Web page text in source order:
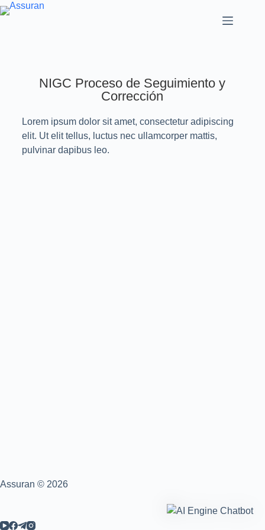
NIGC Proceso de Seguimiento y
Corrección
Lorem ipsum dolor sit amet, consectetur adipiscing
elit. Ut elit tellus, luctus nec ullamcorper mattis,
pulvinar dapibus leo.
Assuran © 2026